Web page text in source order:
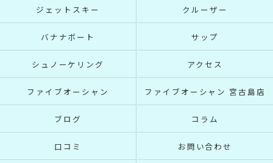
ジェットスキー クルーザー
バナナボート サップ
シュノーケリング アクセス
ファイブオーシャン ファイブオーシャン 宮古島店
ブログ コラム
口コミ お問い合わせ